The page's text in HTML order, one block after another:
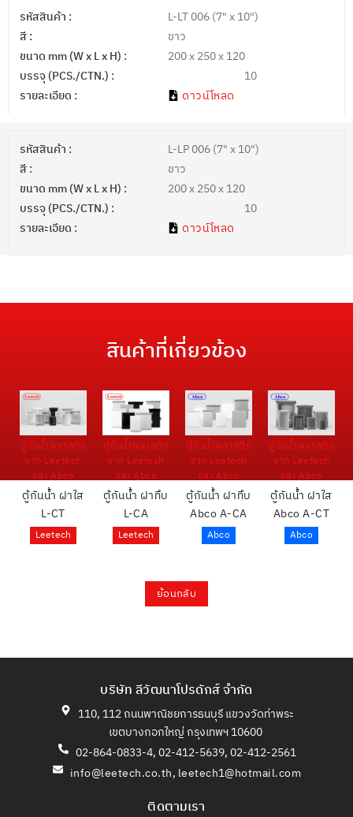
รหัสสินค้า :
L-LT 006 (7" x 10")
สี :
ขาว
ขนาด mm (W x L x H) :
200 x 250 x 120
บรรจุ (PCS./CTN.) :
10
รายละเอียด :
ดาวน์โหลด
รหัสสินค้า :
L-LP 006 (7" x 10")
สี :
ขาว
ขนาด mm (W x L x H) :
200 x 250 x 120
บรรจุ (PCS./CTN.) :
10
รายละเอียด :
ดาวน์โหลด
สินค้าที่เกี่ยวข้อง
ตู้กันน้ำพลาสติก
จาก Leetech
และ Abco
ตู้กันน้ำ ฝาใส
L-CT
Leetech
ตู้กันน้ำพลาสติก
จาก Leetech
และ Abco
ตู้กันน้ำ ฝาทึบ
L-CA
Leetech
ตู้กันน้ำพลาสติก
จาก Leetech
และ Abco
ตู้กันน้ำ ฝาทึบ
Abco A-CA
Abco
ตู้กันน้ำพลาสติก
จาก Leetech
และ Abco
ตู้กันน้ำ ฝาใส
Abco A-CT
Abco
ย้อนกลับ
บริษัท ลีวัฒนาโปรดักส์ จำกัด
110, 112 ถนนพาณิชยการธนบุรี แขวงวัดท่าพระ
เขตบางกอกใหญ่ กรุงเทพฯ 10600
02-864-0833-4, 02-412-5639, 02-412-2561
info@leetech.co.th, leetech1@hotmail.com
ติดตามเรา